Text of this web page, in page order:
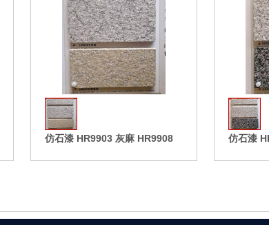
仿石漆 HR9903 灰麻 HR9908
仿石漆